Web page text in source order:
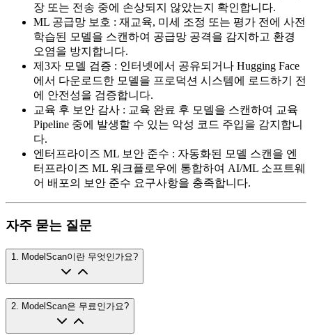
장 또는 전송 중에 손상되지 않았는지 확인합니다.
ML 공급망 보호 : 재교육, 미세 조정 또는 평가 전에 사전
학습된 모델을 스캔하여 공급망 공격을 감지하고 환경
오염을 방지합니다.
제3자 모델 검증 : 인터넷에서 공유되거나 Hugging Face
에서 다운로드한 모델을 프로덕션 시스템에 로드하기 전
에 안전성을 검증합니다.
교육 후 보안 감사 : 교육 완료 후 모델을 스캔하여 교육
Pipeline 중에 발생할 수 있는 악성 코드 주입을 감지합니
다.
엔터프라이즈 ML 보안 준수 : 자동화된 모델 스캔을 엔
터프라이즈 ML 워크플로우에 통합하여 AI/ML 소프트웨
어 배포의 보안 준수 요구사항을 충족합니다.
자주 묻는 질문
1 ModelScan이란 무엇인가요?
2 ModelScan은 무료인가요?